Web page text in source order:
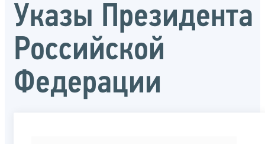
Указы Президента
Российской
Федерации